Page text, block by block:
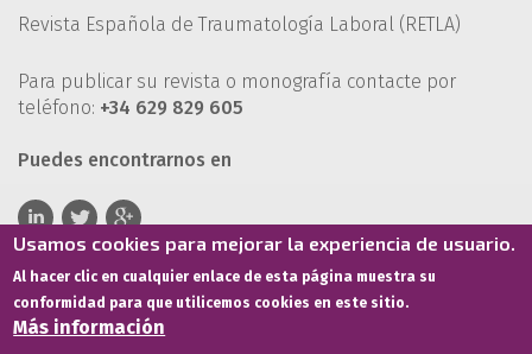
Revista Española de Traumatología Laboral (RETLA)
Para publicar su revista o monografía contacte por
teléfono: +34 629 829 605
Puedes encontrarnos en
Usamos cookies para mejorar la experiencia de usuario.
Al hacer clic en cualquier enlace de esta página muestra su
conformidad para que utilicemos cookies en este sitio.
Más información